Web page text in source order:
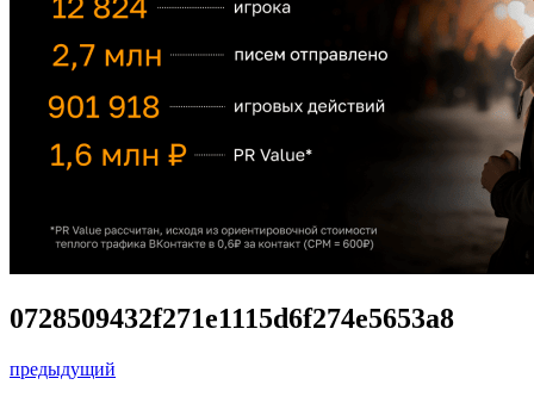
0728509432f271e1115d6f274e5653a8
предыдущий